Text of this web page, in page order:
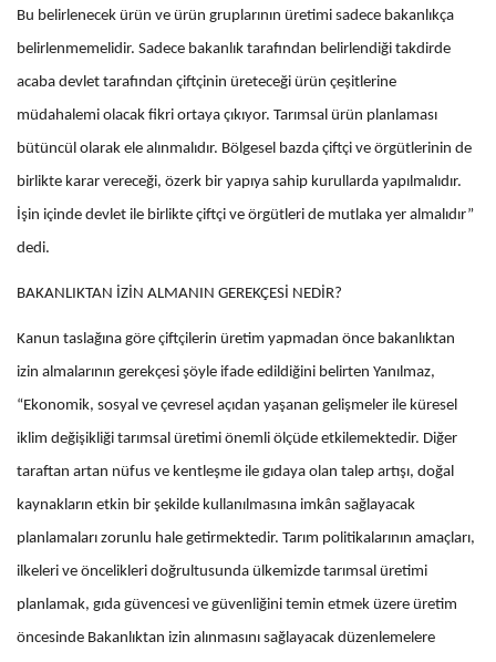
Bu belirlenecek ürün ve ürün gruplarının üretimi sadece bakanlıkça
belirlenmemelidir. Sadece bakanlık tarafından belirlendiği takdirde
acaba devlet tarafından çiftçinin üreteceği ürün çeşitlerine
müdahalemi olacak fikri ortaya çıkıyor. Tarımsal ürün planlaması
bütüncül olarak ele alınmalıdır. Bölgesel bazda çiftçi ve örgütlerinin de
birlikte karar vereceği, özerk bir yapıya sahip kurullarda yapılmalıdır.
İşin içinde devlet ile birlikte çiftçi ve örgütleri de mutlaka yer almalıdır”
dedi.
BAKANLIKTAN İZİN ALMANIN GEREKÇESİ NEDİR?
Kanun taslağına göre çiftçilerin üretim yapmadan önce bakanlıktan
izin almalarının gerekçesi şöyle ifade edildiğini belirten Yanılmaz,
“Ekonomik, sosyal ve çevresel açıdan yaşanan gelişmeler ile küresel
iklim değişikliği tarımsal üretimi önemli ölçüde etkilemektedir. Diğer
taraftan artan nüfus ve kentleşme ile gıdaya olan talep artışı, doğal
kaynakların etkin bir şekilde kullanılmasına imkân sağlayacak
planlamaları zorunlu hale getirmektedir. Tarım politikalarının amaçları,
ilkeleri ve öncelikleri doğrultusunda ülkemizde tarımsal üretimi
planlamak, gıda güvencesi ve güvenliğini temin etmek üzere üretim
öncesinde Bakanlıktan izin alınmasını sağlayacak düzenlemelere